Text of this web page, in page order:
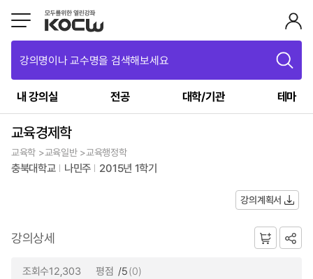
강의명이나 교수명을 검색해보세요
내 강의실 전공 대학/기관 테마
교육경제학
교육학 >교육일반 >교육행정학
충북대학교 나민주 2015년 1학기
강의계획서
강의상세
조회수12,303 평점 /5(0)